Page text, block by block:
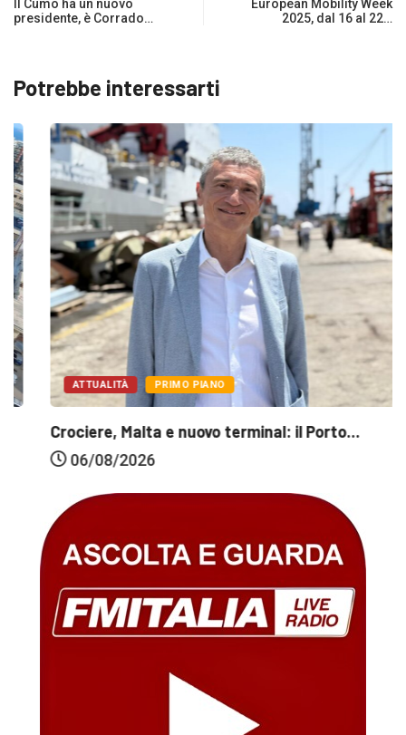
Il Cumo ha un nuovo
presidente, è Corrado…
European Mobility Week
2025, dal 16 al 22…
Potrebbe interessarti
ATTUALITÀ PRIMO PIANO
Crociere, Malta e nuovo terminal: il Porto...
06/08/2026